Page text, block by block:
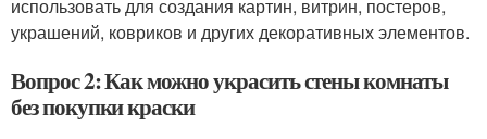
использовать для создания картин, витрин, постеров,
украшений, ковриков и других декоративных элементов.
Вопрос 2: Как можно украсить стены комнаты
без покупки краски